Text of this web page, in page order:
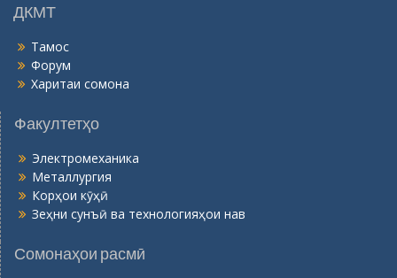
ДКМТ
Тамос
Форум
Харитаи сомона
Факултетҳо
Электромеханика
Металлургия
Корҳои кӯҳӣ
Зеҳни сунъӣ ва технологияҳои нав
Сомонаҳои расмӣ